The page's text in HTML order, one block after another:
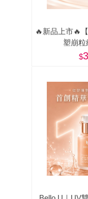
🔥新品上市🔥
塑崩粒